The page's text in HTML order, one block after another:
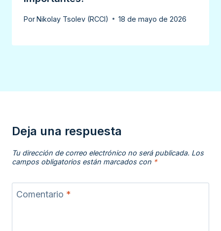
PorNikolay Tsolev (RCCI) 18 de mayo de 2026
Deja una respuesta
Tu dirección de correo electrónico no será publicada. Los
campos obligatorios están marcados con *
Comentario *